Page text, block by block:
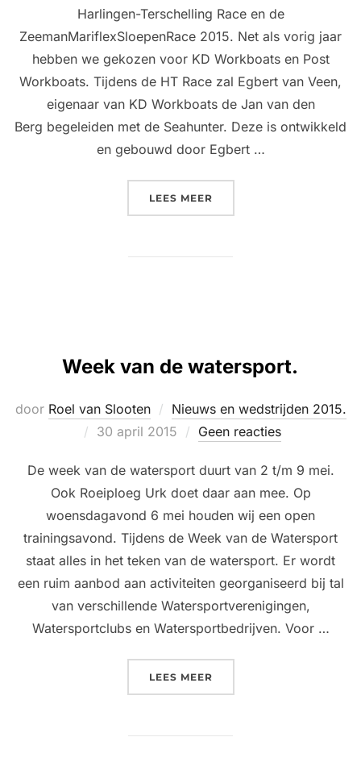
Harlingen-Terschelling Race en de
ZeemanMariflexSloepenRace 2015. Net als vorig jaar
hebben we gekozen voor KD Workboats en Post
Workboats. Tijdens de HT Race zal Egbert van Veen,
eigenaar van KD Workboats de Jan van den
Berg begeleiden met de Seahunter. Deze is ontwikkeld
en gebouwd door Egbert …
LEES MEER“BEGELEIDING TIJDENS
Week van de watersport.
door Roel van Slooten
Nieuws en wedstrijden 2015.
Geplaatst
30 april 2015 Geen reacties
De week van de watersport duurt van 2 t/m 9 mei.
Ook Roeiploeg Urk doet daar aan mee. Op
woensdagavond 6 mei houden wij een open
trainingsavond. Tijdens de Week van de Watersport
staat alles in het teken van de watersport. Er wordt
een ruim aanbod aan activiteiten georganiseerd bij tal
van verschillende Watersportverenigingen,
Watersportclubs en Watersportbedrijven. Voor …
LEES MEER“WEEK VAN DE